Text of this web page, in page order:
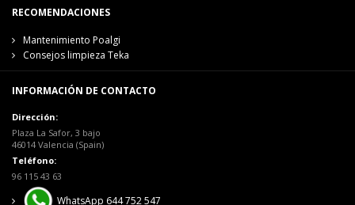
RECOMENDACIONES
Mantenimiento Poalgi
Consejos limpieza Teka
INFORMACIÓN DE CONTACTO
Dirección:
Plaza La Safor, 3 bajo
46014 Valencia (Spain)
Teléfono:
96 115 43 63
WhatsApp 644 752 547